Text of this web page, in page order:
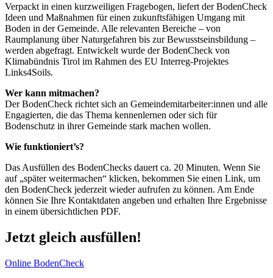
Verpackt in einen kurzweiligen Fragebogen, liefert der BodenCheck
Ideen und Maßnahmen für einen zukunftsfähigen Umgang mit
Boden in der Gemeinde. Alle relevanten Bereiche – von
Raumplanung über Naturgefahren bis zur Bewusstseinsbildung –
werden abgefragt. Entwickelt wurde der BodenCheck von
Klimabündnis Tirol im Rahmen des EU Interreg-Projektes
Links4Soils.
Wer kann mitmachen?
Der BodenCheck richtet sich an Gemeindemitarbeiter:innen und alle
Engagierten, die das Thema kennenlernen oder sich für
Bodenschutz in ihrer Gemeinde stark machen wollen.
Wie funktioniert’s?
Das Ausfüllen des BodenChecks dauert ca. 20 Minuten. Wenn Sie
auf „später weitermachen“ klicken, bekommen Sie einen Link, um
den BodenCheck jederzeit wieder aufrufen zu können. Am Ende
können Sie Ihre Kontaktdaten angeben und erhalten Ihre Ergebnisse
in einem übersichtlichen PDF.
Jetzt gleich ausfüllen!
Online BodenCheck